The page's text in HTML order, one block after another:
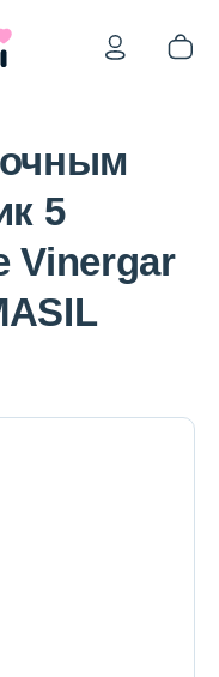
5
Vinergar